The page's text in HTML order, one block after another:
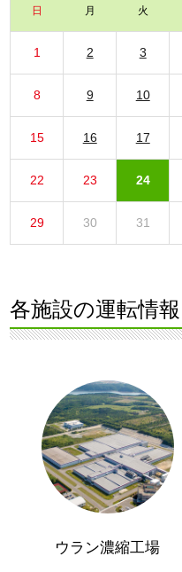
日 月 火
1 2 3
8 9 10
15 16 17
22 23 24
29 30 31
各施設の運転情報
ウラン濃縮工場